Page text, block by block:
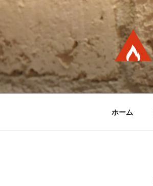
テ
ン
ツ
へ
ス
キ
ホーム